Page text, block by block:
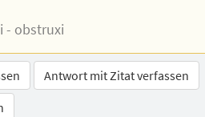
- obstruxi
Antwort mit Zitat verfassen